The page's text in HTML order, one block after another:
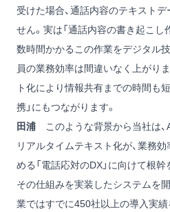
受けた場合、通話内容のテキスト
せん。実は「通話内容の書き起こし
数時間かかるこの作業をデジタル
員の業務効率は間違いなく上がり
ト化により情報共有までの時間も
携」にもつながります。
田浦 このような背景から当社は
リアルタイムテキスト化が、業務
める「電話応対のDX」に向けて根
その仕組みを実装したシステムを
業ではすでに450社以上の導入実績